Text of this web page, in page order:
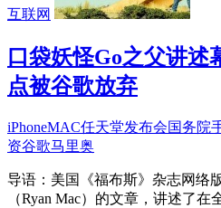
互联网
口袋妖怪Go之父讲述
点被谷歌放弃
iPhoneMAC任天堂发布会国务院
资谷歌马里奥
导语：美国《福布斯》杂志网络
（Ryan Mac）的文章，讲述了